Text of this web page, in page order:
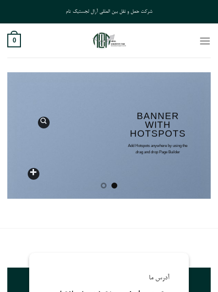
شرکت حمل و نقل بین المللی آرال لجستیک تام
0
BANNER
WITH
HOTSPOTS
Add Hotspots anywhere by using the
drag and drop Page Builder.
آدرس ما